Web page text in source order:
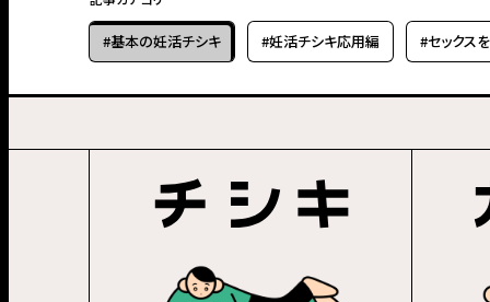
#基本の妊活チシキ #妊活チシキ応用編 #セックス